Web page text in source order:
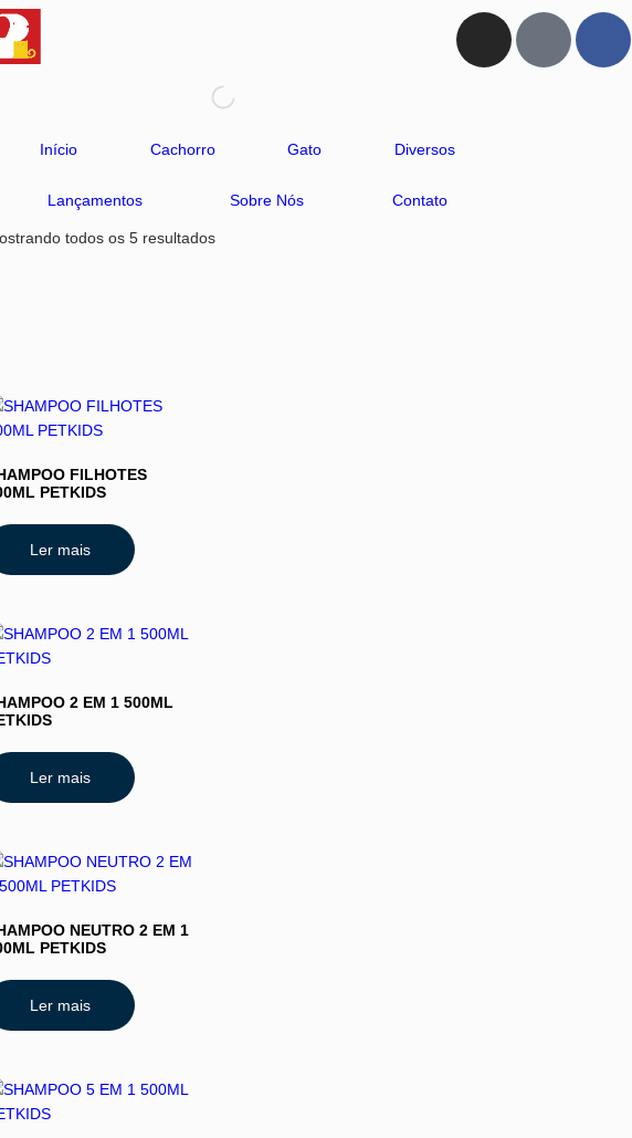
Início Cachorro Gato Diversos
Lançamentos Sobre Nós Contato
todos os 5 resultados
FILHOTES
PETKIDS
Ler mais
2 EM 1 500ML
Ler mais
NEUTRO 2 EM 1
PETKIDS
Ler mais